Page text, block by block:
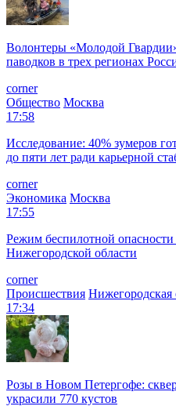
Волонтеры «Молодой
паводков в трех регионах
corner
Общество Москва
17:58
Исследование: 40% зумеров
до пяти лет ради карьерной
corner
Экономика Москва
17:55
Режим беспилотной
Нижегородской области
corner
Происшествия Нижегородская
17:34
Розы в Новом Петергофе:
украсили 770 кустов